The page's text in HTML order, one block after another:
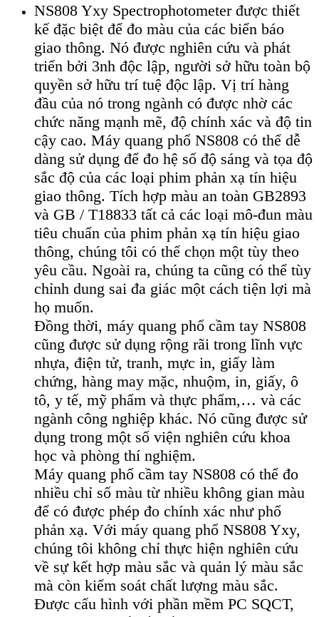
NS808 Yxy Spectrophotometer được thiết
kế đặc biệt để đo màu của các biển báo
giao thông. Nó được nghiên cứu và phát
triển bởi 3nh độc lập, người sở hữu toàn bộ
quyền sở hữu trí tuệ độc lập. Vị trí hàng
đầu của nó trong ngành có được nhờ các
chức năng mạnh mẽ, độ chính xác và độ tin
cậy cao. Máy quang phổ NS808 có thể dễ
dàng sử dụng để đo hệ số độ sáng và tọa độ
sắc độ của các loại phim phản xạ tín hiệu
giao thông. Tích hợp màu an toàn GB2893
và GB / T18833 tất cả các loại mô-đun màu
tiêu chuẩn của phim phản xạ tín hiệu giao
thông, chúng tôi có thể chọn một tùy theo
yêu cầu. Ngoài ra, chúng ta cũng có thể tùy
chỉnh dung sai đa giác một cách tiện lợi mà
họ muốn.
Đồng thời, máy quang phổ cầm tay NS808
cũng được sử dụng rộng rãi trong lĩnh vực
nhựa, điện tử, tranh, mực in, giấy làm
chứng, hàng may mặc, nhuộm, in, giấy, ô
tô, y tế, mỹ phẩm và thực phẩm,… và các
ngành công nghiệp khác. Nó cũng được sử
dụng trong một số viện nghiên cứu khoa
học và phòng thí nghiệm.
Máy quang phổ cầm tay NS808 có thể đo
nhiều chỉ số màu từ nhiều không gian màu
để có được phép đo chính xác như phổ
phản xạ. Với máy quang phổ NS808 Yxy,
chúng tôi không chỉ thực hiện nghiên cứu
về sự kết hợp màu sắc và quản lý màu sắc
mà còn kiểm soát chất lượng màu sắc.
Được cấu hình với phần mềm PC SQCT,